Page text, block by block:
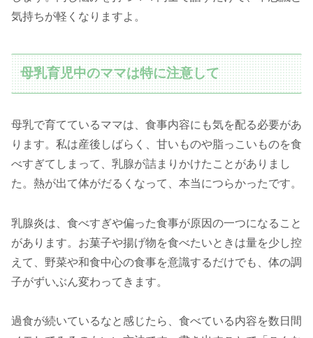
気持ちが軽くなりますよ。
母乳育児中のママは特に注意して
母乳で育てているママは、食事内容にも気を配る必要があ
ります。私は産後しばらく、甘いものや脂っこいものを食
べすぎてしまって、乳腺が詰まりかけたことがありまし
た。熱が出て体がだるくなって、本当につらかったです。
乳腺炎は、食べすぎや偏った食事が原因の一つになること
があります。お菓子や揚げ物を食べたいときは量を少し控
えて、野菜や和食中心の食事を意識するだけでも、体の調
子がずいぶん変わってきます。
過食が続いているなと感じたら、食べている内容を数日間